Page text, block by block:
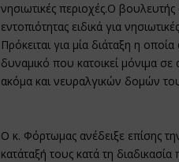
νησιωτικές περιοχές.Ο
εντοπιότητας ειδικά για
Πρόκειται για μία διάταξη η
δυναμικό που κατοικεί μόνιμα
ακόμα και νευραλγικών δομών
Ο κ. Φόρτωμας ανέδειξε επίσης
κατάταξή τους κατά τη